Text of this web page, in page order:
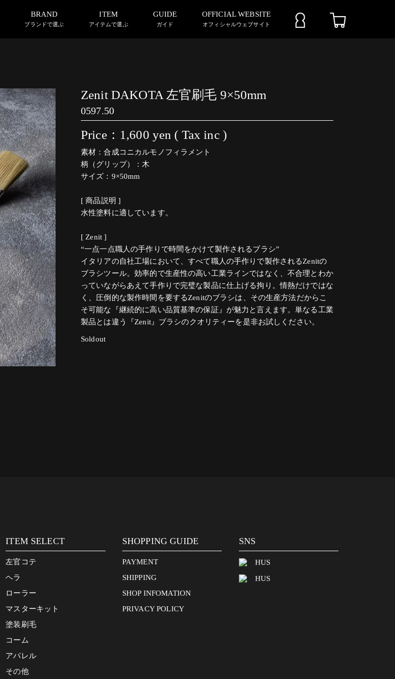
BRAND
ブランドで選ぶ
ITEM
アイテムで選ぶ
GUIDE
ガイド
OFFICIAL WEBSITE
オフィシャルウェブサイト
Zenit DAKOTA 左官刷毛 9×50mm
0597.50
Price：1,600 yen ( Tax inc )
素材：合成コニカルモノフィラメント
柄（グリップ）：木
サイズ：9×50mm
[ 商品説明 ]
水性塗料に適しています。
[ Zenit ]
“一点一点職人の手作りで時間をかけて製作されるブラシ”
イタリアの自社工場において、すべて職人の手作りで製作されるZenitの
ブラシツール。効率的で生産性の高い工業ラインではなく、不合理とわか
っていながらあえて手作りで完璧な製品に仕上げる拘り。情熱だけではな
く、圧倒的な製作時間を要するZenitのブラシは、その生産方法だからこ
そ可能な『継続的に高い品質基準の保証』が魅力と言えます。単なる工業
製品とは違う『Zenit』ブラシのクオリティーを是非お試しください。
Soldout
ITEM SELECT
左官コテ
ヘラ
ローラー
マスターキット
塗装刷毛
コーム
アパレル
その他
SHOPPING GUIDE
PAYMENT
SHIPPING
SHOP INFOMATION
PRIVACY POLICY
SNS
HUS
HUS